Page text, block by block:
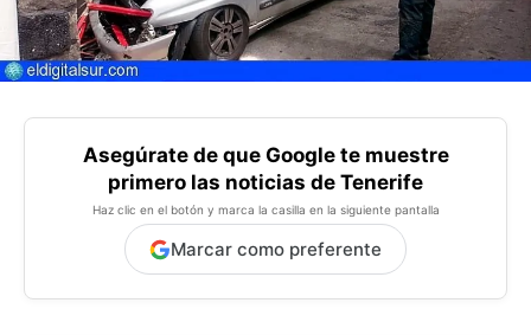
Asegúrate de que Google te muestre
primero las noticias de Tenerife
Haz clic en el botón y marca la casilla en la siguiente pantalla
Marcar como preferente